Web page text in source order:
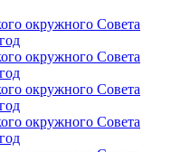
окружного Совета
окружного Совета
окружного Совета
окружного Совета